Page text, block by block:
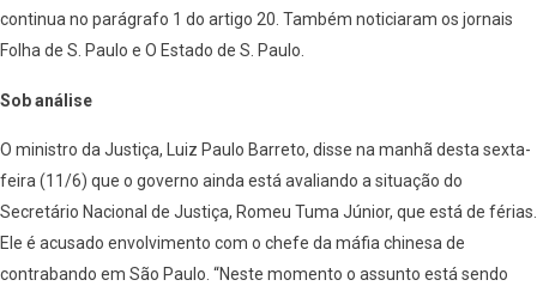
continua no parágrafo 1 do artigo 20. Também noticiaram os jornais
Folha de S. Paulo e O Estado de S. Paulo.
Sob análise
O ministro da Justiça, Luiz Paulo Barreto, disse na manhã desta sexta-
feira (11/6) que o governo ainda está avaliando a situação do
Secretário Nacional de Justiça, Romeu Tuma Júnior, que está de férias.
Ele é acusado envolvimento com o chefe da máfia chinesa de
contrabando em São Paulo. “Neste momento o assunto está sendo